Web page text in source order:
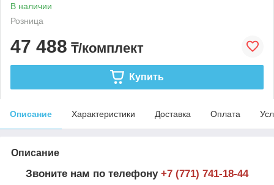
В наличии
Розница
47 488 ₸/комплект
Купить
Описание Характеристики Доставка Оплата
Описание
Звоните нам по телефону +7 (771) 741-18-44